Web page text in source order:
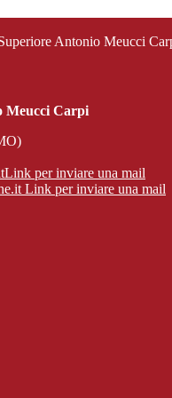
Antonio Meucci
Meucci Carpi
Link per inviare una mail
Link per inviare una mail